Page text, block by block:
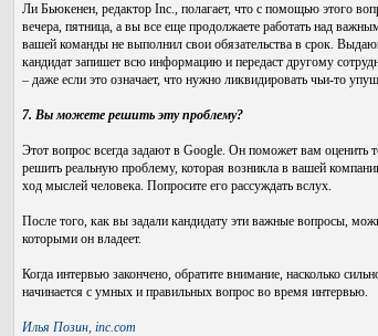
Ли Бьюкенен, редактор Inc., полагает, что с помощью этого
вечера, пятница, а вы все еще продолжаете работать над
вашей команды не выполнил свои обязательства в срок.
кандидат запишет всю информацию и передаст другому
– даже если это означает, что нужно ликвидировать чьи-то
7. Вы можете решить эту проблему?
Этот вопрос всегда задают в Google. Он поможет вам оценить
решить реальную проблему, которая возникла в вашей
ход мыслей человека. Попросите его рассуждать вслух.
После того, как вы задали кандидату эти важные вопросы,
которыми он владеет.
Когда интервью закончено, обратите внимание, насколько
начинается с умных и правильных вопрос во время интервью.
Илья Позин, inc.com